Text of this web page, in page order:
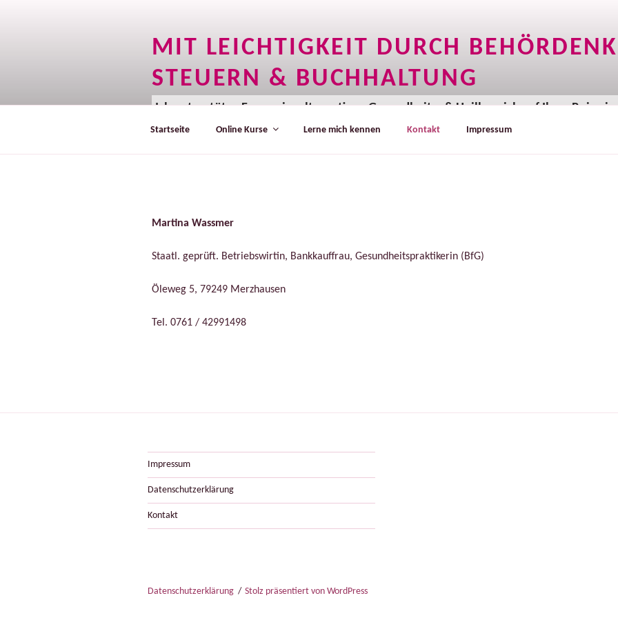
MIT LEICHTIGKEIT DURCH
STEUERN & BUCHHALTUNG
Ich unterstütze Frauen im alternativen Gesundheits- & Heilbereich auf Ihrer Reise
Startseite Online Kurse Lerne mich kennen Kontakt Impressum
Martina Wassmer
Staatl. geprüft. Betriebswirtin, Bankkauffrau, Gesundheitspraktikerin (BfG)
Öleweg 5, 79249 Merzhausen
Tel. 0761 / 42991498
Impressum
Datenschutzerklärung
Kontakt
Datenschutzerklärung Stolz präsentiert von WordPress